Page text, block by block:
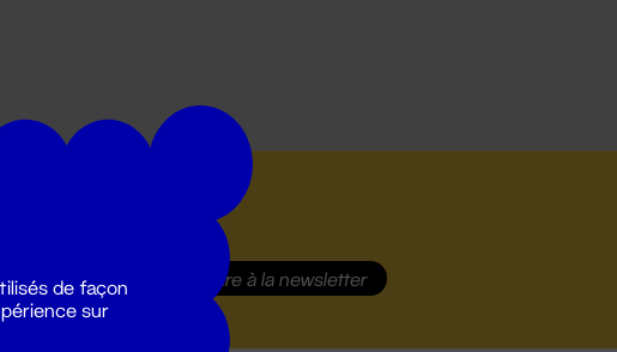
:
S'inscrire à la newsletter
de façon
sur